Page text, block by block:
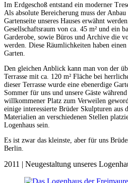
Im Erdgeschoß entstand ein moderner
Als absolute Bereicherung muss der
Gartenseite unseres Hauses erwähnt
Gesellschaftsraum von ca. 45 m² und ein
Garderobe, sowie Büros und Archive die
werden. Diese Räumlichkeiten haben
Garten.
Den gleichen Anblick kann man von der
Terrasse mit ca. 120 m² Fläche bei
dieser Terrasse wurde eine ebenerdige
Sommer für uns und unsere Gäste
willkommener Platz zum Verweilen
einige interessierte Brüder Skulpturen aus
Materialien an verschiedenen Stellen
Logenhaus sein.
Es ist zwar das kleinste, aber für uns
Berlin.
2011 | Neugestaltung unseres